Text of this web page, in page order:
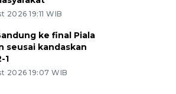
2026 19:11 WIB
ke final Piala
seusai kandaskan
1
2026 19:07 WIB